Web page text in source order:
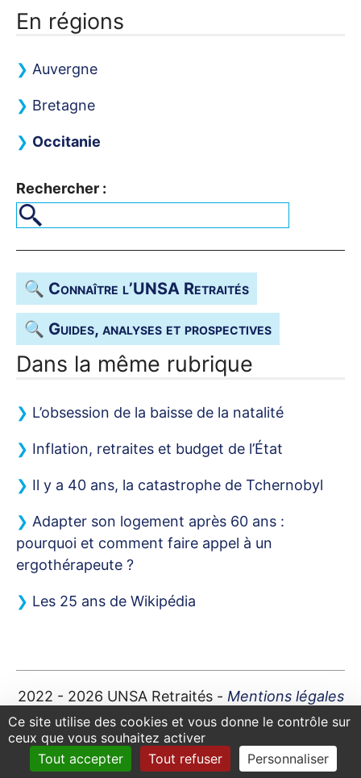
Ce site utilise des cookies et vous donne le contrôle sur
ceux que vous souhaitez activer
Tout accepter
Tout refuser Personnaliser
En régions
Auvergne
Bretagne
Occitanie
Rechercher :
🔍 Connaître l’UNSA Retraités
🔍 Guides, analyses et prospectives
Dans la même rubrique
L’obsession de la baisse de la natalité
Inflation, retraites et budget de l’État
Il y a 40 ans, la catastrophe de Tchernobyl
Adapter son logement après 60 ans :
pourquoi et comment faire appel à un
ergothérapeute ?
Les 25 ans de Wikipédia
2022 - 2026 UNSARetraités - Mentions légales
Plan du site| Contact|